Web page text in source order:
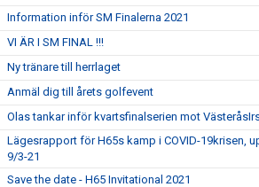
Information inför SM Finalerna 2021
VI ÄR I SM FINAL !!!
Ny tränare till herrlaget
Anmäl dig till årets golfevent
Olas tankar inför kvartsfinalserien mot
Lägesrapport för H65s kamp i COVID-19krisen,
9/3-21
Save the date - H65 Invitational 2021